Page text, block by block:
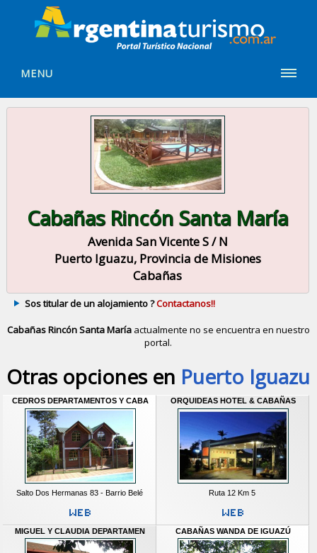
MENU
Cabañas Rincón Santa María
Avenida San Vicente S / N
Puerto Iguazu, Provincia de Misiones
Cabañas
Sos titular de un alojamiento ?Contactanos!!
Cabañas Rincón Santa Maríaactualmente no se encuentra en nuestro
portal.
Otras opciones en Puerto Iguazu
CEDROS DEPARTAMENTOS Y CABA
Salto Dos Hermanas 83 - Barrio Belé
ORQUIDEAS HOTEL & CABAÑAS
Ruta 12 Km 5
MIGUEL Y CLAUDIA DEPARTAMEN CABAÑAS WANDA DE IGUAZÚ